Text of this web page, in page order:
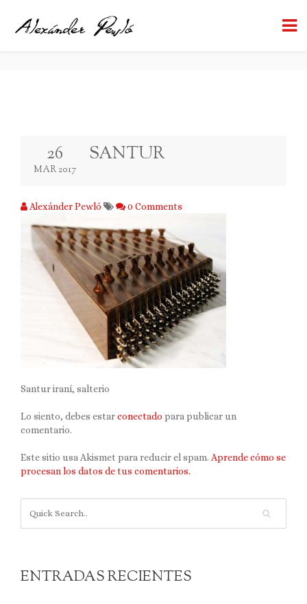
SANTUR BACK TO BLOG
26
MAR 2017
SANTUR
Alexánder Pewló 0 Comments
Santur iraní, salterio
Lo siento, debes estarconectado para publicar un
comentario.
Este sitio usa Akismet para reducir el spam. Aprende cómo se
procesan los datos de tus comentarios.
ENTRADAS RECIENTES